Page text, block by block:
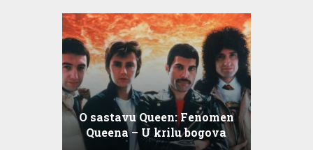
O sastavu Queen: Fenomen
Queena – U krilu bogova